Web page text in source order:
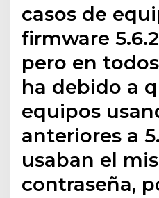
casos de
firmware
pero en
ha debido a
equipos
anteriores a
usaban el
contraseña,